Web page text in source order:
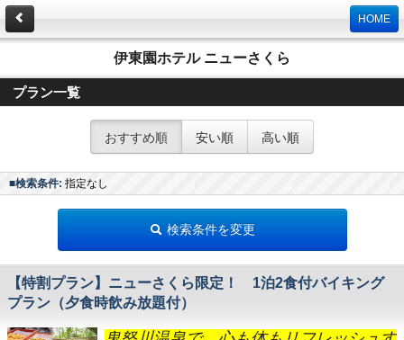
HOME
伊東園ホテル ニューさくら
プラン一覧
おすすめ順 安い順 高い順
■検索条件: 指定なし
検索条件を変更
【特割プラン】ニューさくら限定！ 1泊2食付バイキング
プラン（夕食時飲み放題付）